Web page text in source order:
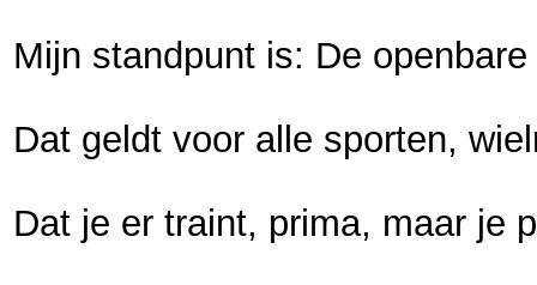
Mijn standpunt is: De
Dat geldt voor alle sporten,
Dat je er traint, prima, maar je